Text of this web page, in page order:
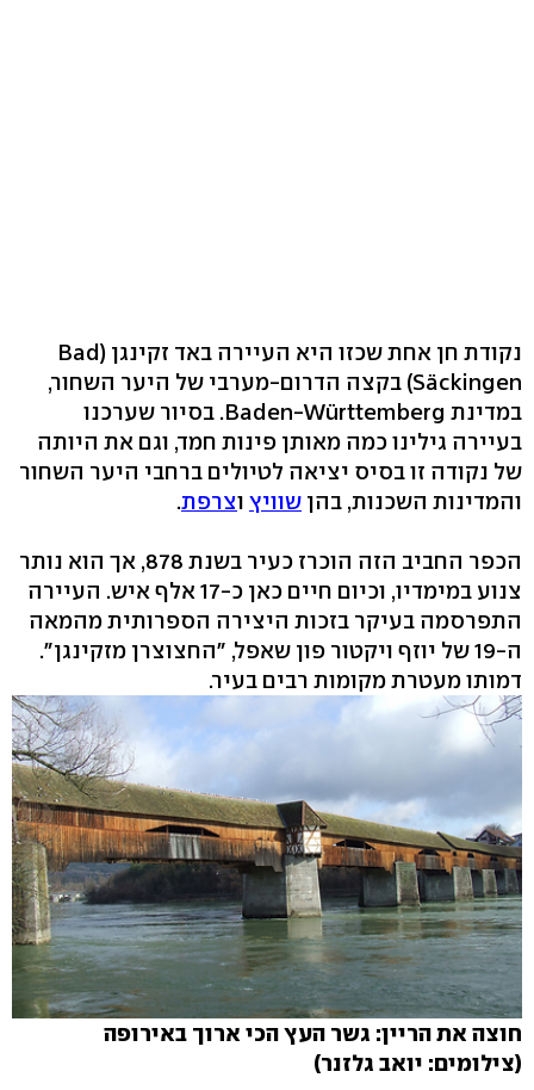
נקודת חן אחת שכזו היא העיירה באד זקינגן (Bad
Säckingen) בקצה הדרום-מערבי של היער השחור,
במדינת Baden-Württemberg. בסיור שערכנו
בעיירה גילינו כמה מאותן פינות חמד, וגם את היותה
של נקודה זו בסיס יציאה לטיולים ברחבי היער השחור
והמדינות השכנות, בהן שוויץ וצרפת.
הכפר החביב הזה הוכרז כעיר בשנת 878, אך הוא נותר
צנוע במימדיו, וכיום חיים כאן כ-17 אלף איש. העיירה
התפרסמה בעיקר בזכות היצירה הספרותית מהמאה
ה-19 של יוזף ויקטור פון שאפל, "החצוצרן מזקינגן".
דמותו מעטרת מקומות רבים בעיר.
חוצה את הריין: גשר העץ הכי ארוך באירופה
(צילומים: יואב גלזנר)